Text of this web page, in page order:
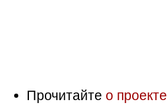
Прочитайте о проекте